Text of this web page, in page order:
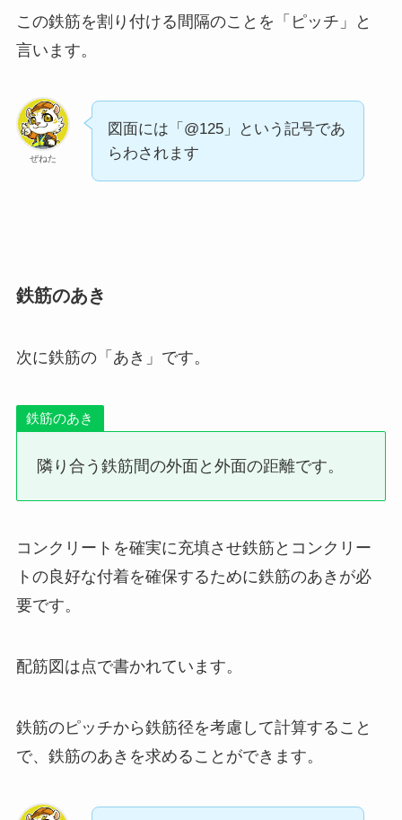
この鉄筋を割り付ける間隔のことを「ピッチ」と
言います。
ぜねた
図面には「@125」という記号であ
らわされます
鉄筋のあき
次に鉄筋の「あき」です。
鉄筋のあき
隣り合う鉄筋間の外面と外面の距離です。
コンクリートを確実に充填させ鉄筋とコンクリー
トの良好な付着を確保するために鉄筋のあきが必
要です。
配筋図は点で書かれています。
鉄筋のピッチから鉄筋径を考慮して計算すること
で、鉄筋のあきを求めることができます。